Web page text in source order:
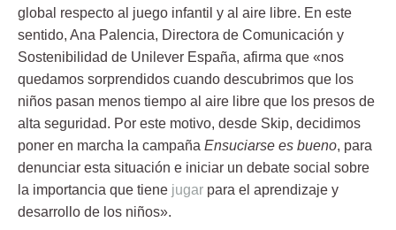
global respecto al juego infantil y al aire libre. En este
sentido, Ana Palencia, Directora de Comunicación y
Sostenibilidad de Unilever España, afirma que «nos
quedamos sorprendidos cuando descubrimos que los
niños pasan menos tiempo al aire libre que los presos de
alta seguridad. Por este motivo, desde Skip, decidimos
poner en marcha la campaña Ensuciarse es bueno, para
denunciar esta situación e iniciar un debate social sobre
la importancia que tiene jugar para el aprendizaje y
desarrollo de los niños».